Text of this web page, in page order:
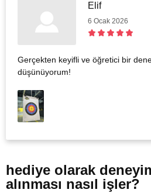
Elif
6 Ocak 2026
Gerçekten keyifli ve öğretici bir
düşünüyorum!
hediye olarak
alınması nasıl işler?